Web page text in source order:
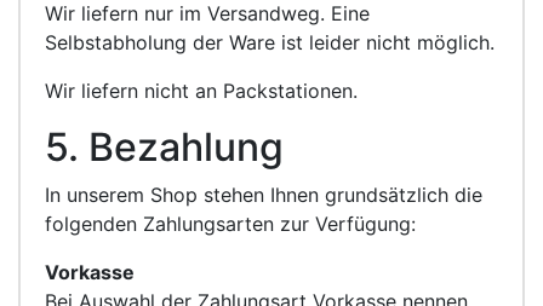
Wir liefern nur im Versandweg. Eine
Selbstabholung der Ware ist leider nicht möglich.
Wir liefern nicht an Packstationen.
5. Bezahlung
In unserem Shop stehen Ihnen grundsätzlich die
folgenden Zahlungsarten zur Verfügung:
Vorkasse
Bei Auswahl der Zahlungsart Vorkasse nennen